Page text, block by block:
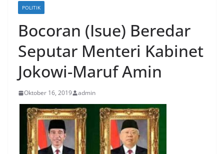
POLITIK
Bocoran (Isue) Beredar
Seputar Menteri Kabinet
Jokowi-Maruf Amin
Oktober 16, 2019 admin